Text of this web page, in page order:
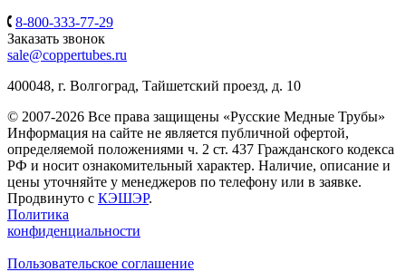
8-800-333-77-29
Заказать звонок
sale@coppertubes.ru
400048, г. Волгоград, Тайшетский проезд, д. 10
© 2007-2026 Все права защищены «Русские Медные Трубы»
Информация на сайте не является публичной офертой,
определяемой положениями ч. 2 ст. 437 Гражданского кодекса
РФ и носит ознакомительный характер. Наличие, описание и
цены уточняйте у менеджеров по телефону или в заявке.
Продвинуто с КЭШЭР.
Политика
конфиденциальности
Пользовательское соглашение